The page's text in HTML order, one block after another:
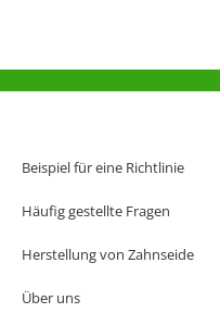
Beispiel für eine Richtlinie
Häufig gestellte Fragen
Herstellung von Zahnseide
Über uns
Büro Hongkong
SAR, China
info@oralcare.com.hk